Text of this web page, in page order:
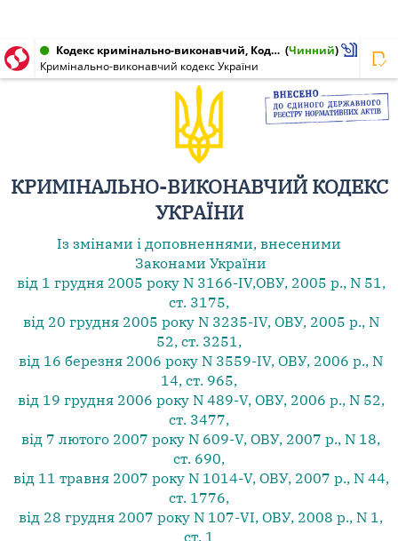
Кодекс кримінально-виконавчий, Кодекс України від 11.07.2003 № 1129-IV (Чинний)
Кримінально-виконавчий кодекс України